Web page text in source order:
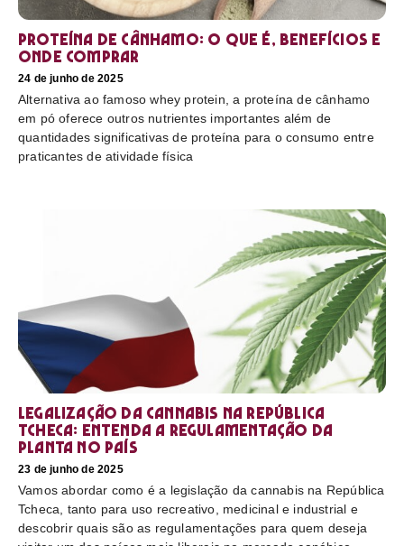
Proteína de cânhamo: o que é, benefícios e
onde comprar
24 de junho de 2025
Alternativa ao famoso whey protein, a proteína de cânhamo
em pó oferece outros nutrientes importantes além de
quantidades significativas de proteína para o consumo entre
praticantes de atividade física
Legalização da cannabis na República
Tcheca: entenda a regulamentação da
planta no país
23 de junho de 2025
Vamos abordar como é a legislação da cannabis na República
Tcheca, tanto para uso recreativo, medicinal e industrial e
descobrir quais são as regulamentações para quem deseja